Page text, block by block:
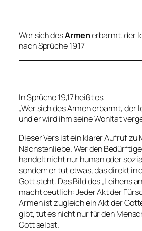
Wer sich desArmenerbarmt, der
nach Sprüche 19,17
In Sprüche 19,17 heißt es:
„Wer sich des Armen erbarmt, der
und er wird ihm seine Wohltat
Dieser Vers ist ein klarer Aufruf zu
Nächstenliebe. Wer den
handelt nicht nur human oder
sondern er tut etwas, das direkt in
Gott steht. Das Bild des „Leihens
macht deutlich: Jeder Akt der
Armen ist zugleich ein Akt der
gibt, tut es nicht nur für den
Gott selbst.